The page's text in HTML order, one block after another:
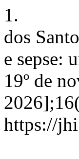
1.
dos
e sepse:
19º de
https://